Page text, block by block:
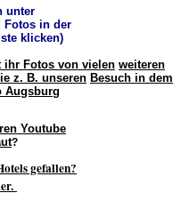
unter
Fotos in der
klicken)
ihr Fotos von vielen weiteren
z. B. unseren Besuch in dem
Augsburg
Youtube
?
gefallen?